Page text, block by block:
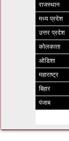
राजस्थान
मध्य प्रदेश
उत्तर प्रदेश
कोलकाता
ओडिशा
महाराष्ट्र
बिहार
पंजाब